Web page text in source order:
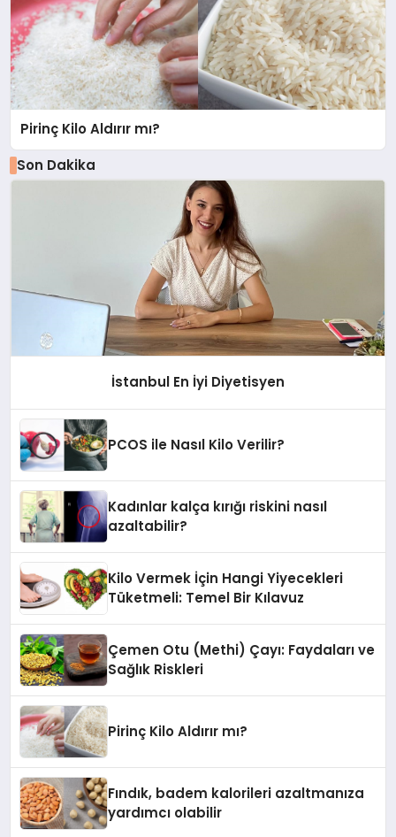
Pirinç Kilo Aldırır mı?
Son Dakika
İstanbul En İyi Diyetisyen
PCOS ile Nasıl Kilo Verilir?
Kadınlar kalça kırığı riskini nasıl
azaltabilir?
Kilo Vermek İçin Hangi Yiyecekleri
Tüketmeli: Temel Bir Kılavuz
Çemen Otu (Methi) Çayı: Faydaları ve
Sağlık Riskleri
Pirinç Kilo Aldırır mı?
Fındık, badem kalorileri azaltmanıza
yardımcı olabilir